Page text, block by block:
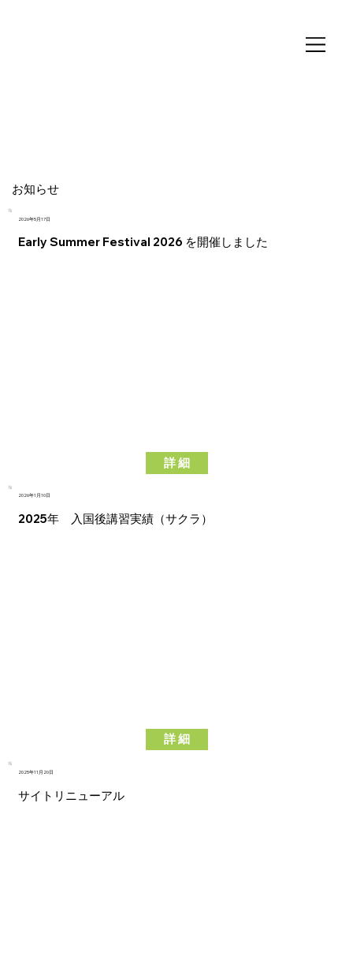
お知らせ
2026年5月17日
Early Summer Festival 2026 を開催しました
詳 細
2026年1月10日
2025年 入国後講習実績（サクラ）
詳 細
2025年11月20日
サイトリニューアル